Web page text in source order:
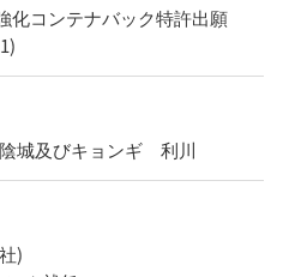
化コンテナバック特許出願
城及びキョンギ 利川
)